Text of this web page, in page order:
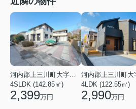
河内郡上三川町大字ゆうきが丘
4SLDK (142.85㎡)
2,399万円
4LDK (122.55㎡)
2,990万円